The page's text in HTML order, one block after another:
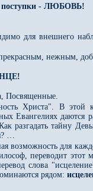
- ЛЮБОВЬ!
для внешнего
нежным,
Посвященные.
Христа". В этой
Евангелиях
разгадать тайну
…
возможность для
переводит этот
слова
рядом: